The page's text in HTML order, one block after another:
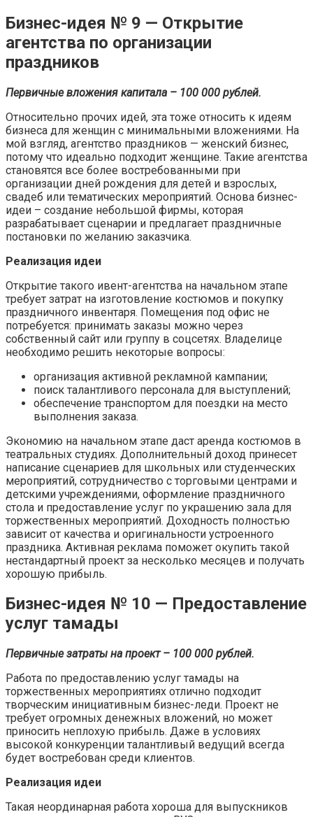
Бизнес-идея № 9 — Открытие
агентства по организации
праздников
Первичные вложения капитала – 100 000 рублей.
Относительно прочих идей, эта тоже относить к идеям
бизнеса для женщин с минимальными вложениями. На
мой взгляд, агентство праздников — женский бизнес,
потому что идеально подходит женщине. Такие агентства
становятся все более востребованными при
организации дней рождения для детей и взрослых,
свадеб или тематических мероприятий. Основа бизнес-
идеи – создание небольшой фирмы, которая
разрабатывает сценарии и предлагает праздничные
постановки по желанию заказчика.
Реализация идеи
Открытие такого ивент-агентства на начальном этапе
требует затрат на изготовление костюмов и покупку
праздничного инвентаря. Помещения под офис не
потребуется: принимать заказы можно через
собственный сайт или группу в соцсетях. Владелице
необходимо решить некоторые вопросы:
организация активной рекламной кампании;
поиск талантливого персонала для выступлений;
обеспечение транспортом для поездки на место
выполнения заказа.
Экономию на начальном этапе даст аренда костюмов в
театральных студиях. Дополнительный доход принесет
написание сценариев для школьных или студенческих
мероприятий, сотрудничество с торговыми центрами и
детскими учреждениями, оформление праздничного
стола и предоставление услуг по украшению зала для
торжественных мероприятий. Доходность полностью
зависит от качества и оригинальности устроенного
праздника. Активная реклама поможет окупить такой
нестандартный проект за несколько месяцев и получать
хорошую прибыль.
Бизнес-идея № 10 — Предоставление
услуг тамады
Первичные затраты на проект – 100 000 рублей.
Работа по предоставлению услуг тамады на
торжественных мероприятиях отлично подходит
творческим инициативным бизнес-леди. Проект не
требует огромных денежных вложений, но может
приносить неплохую прибыль. Даже в условиях
высокой конкуренции талантливый ведущий всегда
будет востребован среди клиентов.
Реализация идеи
Такая неординарная работа хороша для выпускников